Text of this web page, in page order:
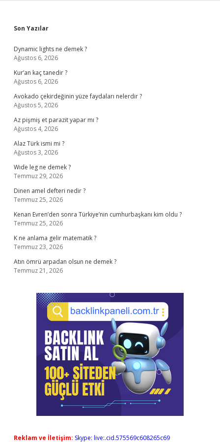
Sidebar
Son Yazılar
Dynamic lights ne demek ?
Ağustos 6, 2026
Kur’an kaç tanedir ?
Ağustos 6, 2026
Avokado çekirdeğinin yüze faydaları nelerdir ?
Ağustos 5, 2026
Az pişmiş et parazit yapar mı ?
Ağustos 4, 2026
Alaz Türk ismi mi ?
Ağustos 3, 2026
Wıde leg ne demek ?
Temmuz 29, 2026
Dinen amel defteri nedir ?
Temmuz 25, 2026
Kenan Evren’den sonra Türkiye’nin cumhurbaşkanı kim oldu ?
Temmuz 25, 2026
K ne anlama gelir matematik ?
Temmuz 23, 2026
Atın ömrü arpadan olsun ne demek ?
Temmuz 21, 2026
Reklam ve İletişim: Skype: live:.cid.575569c608265c69